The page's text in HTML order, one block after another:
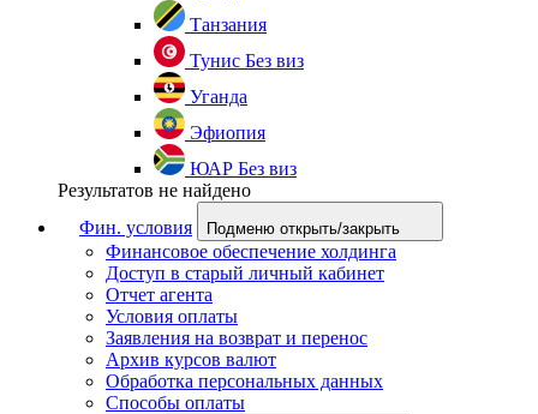
Танзания
Тунис Без виз
Уганда
Эфиопия
ЮАР Без виз
Результатов не найдено
Фин. условия
Подменю открыть/закрыть
Финансовое обеспечение холдинга
Доступ в старый личный кабинет
Отчет агента
Условия оплаты
Заявления на возврат и перенос
Архив курсов валют
Обработка персональных данных
Способы оплаты